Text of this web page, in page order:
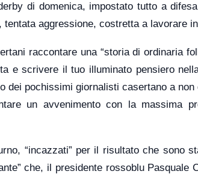
di domenica, impostato tutto a
aggressione, costretta a lavorare
raccontare una “storia di ordinaria
e scrivere il tuo illuminato pensiero
pochissimi giornalisti casertano a non
un avvenimento con la massima
“incazzati” per il risultato che sono
che, il presidente rossoblu